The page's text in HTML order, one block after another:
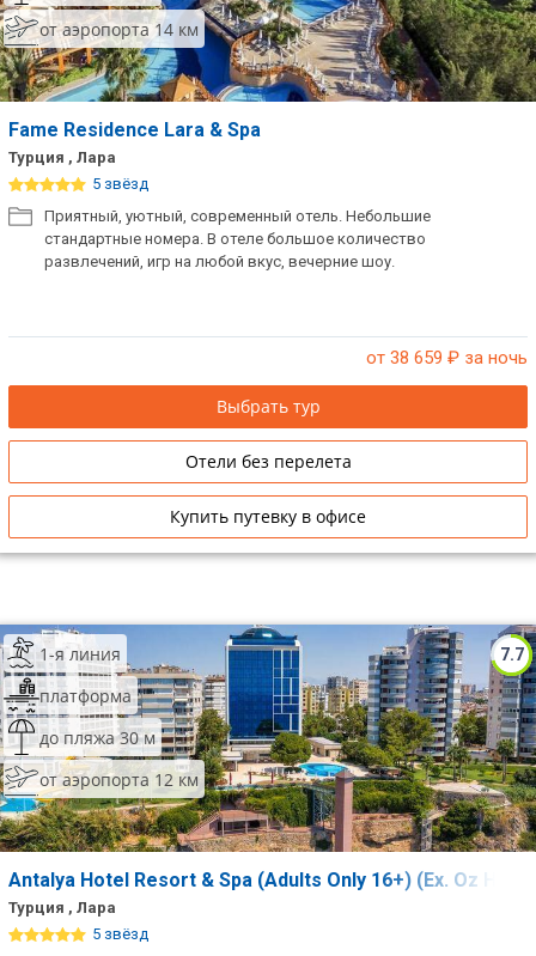
от аэропорта 14 км
Fame Residence Lara & Spa
Турция , Лара
5 звёзд
Приятный, уютный, современный отель. Небольшие
стандартные номера. В отеле большое количество
развлечений, игр на любой вкус, вечерние шоу.
от 38 659 ₽ за ночь
Выбрать тур
Отели без перелета
Купить путевку в офисе
7.7
1-я линия
платформа
до пляжа 30 м
от аэропорта 12 км
Antalya Hotel Resort & Spa (Adults Only 16+) (Ex. Oz
Турция , Лара
5 звёзд